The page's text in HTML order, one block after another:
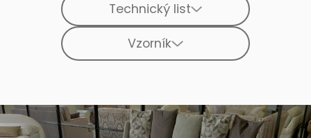
Technický list
Vzorník